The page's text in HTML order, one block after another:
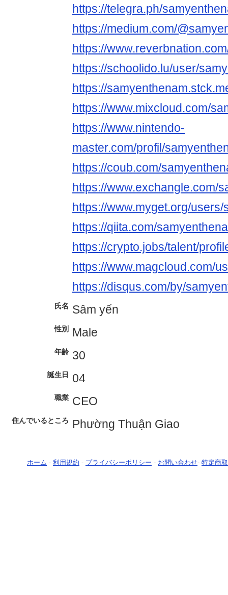
https://telegra.ph/
https://medium.com/
https://
https://schoolido.lu/user/
https://
https://www.mixcloud.com/
https://www.nintendo-
master.com/profil/
https://coub.com/
https://www.exchangle.com/
https://www.myget.org/
https://qiita.com/
https://crypto.jobs/talent/
https://www.magcloud.com/
https://disqus.com/by/
氏名 Sâm yến
性別 Male
年齢 30
誕生日 04
職業 CEO
住んでいるところ Phường Thuận Giao
ホーム - 利用規約 - プライバシーポリシー - お問い合わせ- 特定商